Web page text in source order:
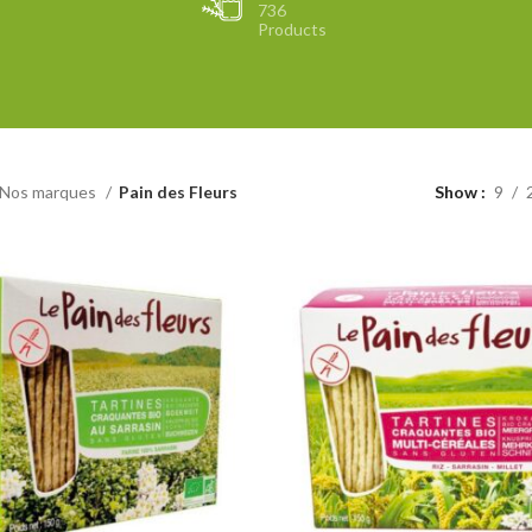
736
Products
marques Pain des Fleurs Show 9